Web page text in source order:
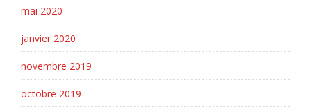
mai 2020
janvier 2020
novembre 2019
octobre 2019